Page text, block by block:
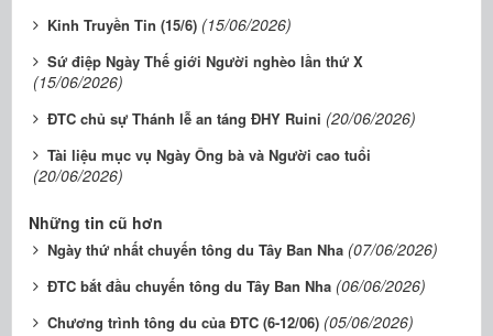
Kinh Truyền Tin (15/6) (15/06/2026)
Sứ điệp Ngày Thế giới Người nghèo lần thứ X
(15/06/2026)
ĐTC chủ sự Thánh lễ an táng ĐHY Ruini (20/06/2026)
Tài liệu mục vụ Ngày Ông bà và Người cao tuổi
(20/06/2026)
Những tin cũ hơn
Ngày thứ nhất chuyến tông du Tây Ban Nha (07/06/2026)
ĐTC bắt đầu chuyến tông du Tây Ban Nha (06/06/2026)
Chương trình tông du của ĐTC (6-12/06) (05/06/2026)